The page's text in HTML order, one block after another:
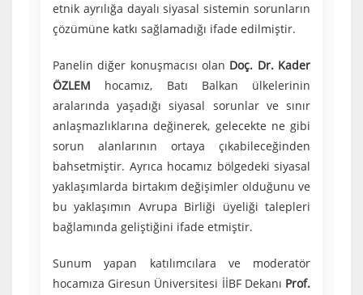
etnik ayrılığa dayalı siyasal sistemin sorunların
çözümüne katkı sağlamadığı ifade edilmiştir.
Panelin diğer konuşmacısı olan Doç. Dr. Kader
ÖZLEM hocamız, Batı Balkan ülkelerinin
aralarında yaşadığı siyasal sorunlar ve sınır
anlaşmazlıklarına değinerek, gelecekte ne gibi
sorun alanlarının ortaya çıkabileceğinden
bahsetmiştir. Ayrıca hocamız bölgedeki siyasal
yaklaşımlarda birtakım değişimler olduğunu ve
bu yaklaşımın Avrupa Birliği üyeliği talepleri
bağlamında geliştiğini ifade etmiştir.
Sunum yapan katılımcılara ve moderatör
hocamıza Giresun Üniversitesi İİBF Dekanı Prof.